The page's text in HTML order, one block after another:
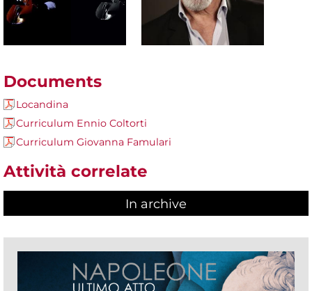
Documents
Locandina
Curriculum Ennio Coltorti
Curriculum Giovanna Famulari
Attività correlate
In archive